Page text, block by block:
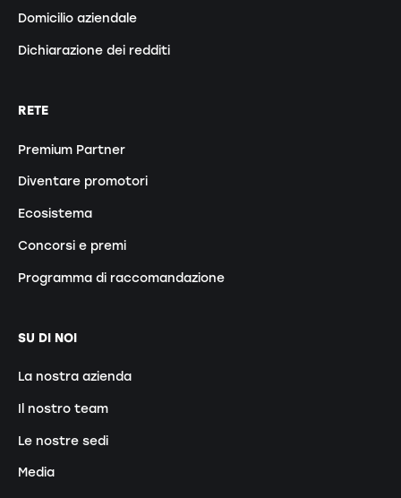
Domicilio aziendale
Dichiarazione dei redditi
RETE
Premium Partner
Diventare promotori
Ecosistema
Concorsi e premi
Programma di raccomandazione
SU DI NOI
La nostra azienda
Il nostro team
Le nostre sedi
Media